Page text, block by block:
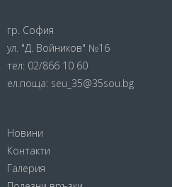
гр. София
ул. "Д. Войников" №16
тел: 02/866 10 60
ел.поща: seu_35@35sou.bg
Новини
Контакти
Галерия